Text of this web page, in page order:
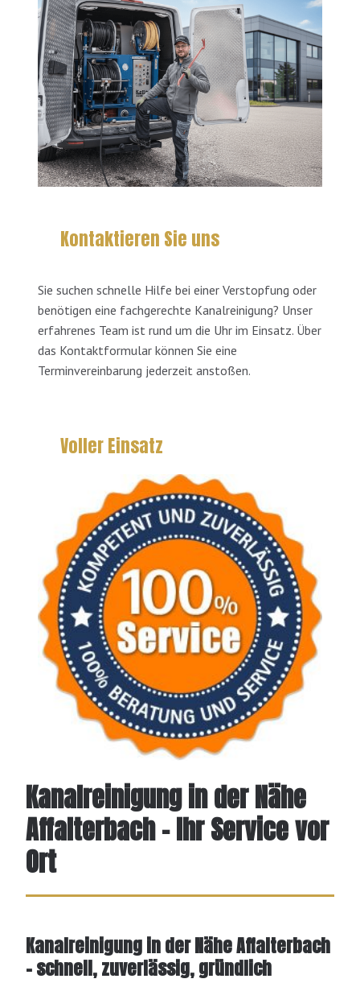
Kanalreinigung in der Nähe
Affalterbach – Ihr Service vor
Ort
Kanalreinigung in der Nähe Affalterbach
– schnell, zuverlässig, gründlich
Kontaktieren Sie uns
Sie suchen schnelle Hilfe bei einer Verstopfung oder
benötigen eine fachgerechte Kanalreinigung? Unser
erfahrenes Team ist rund um die Uhr im Einsatz. Über
das Kontaktformular können Sie eine
Terminvereinbarung jederzeit anstoßen.
Voller Einsatz